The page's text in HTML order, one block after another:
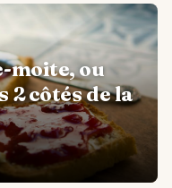
moite, ou
2 côtés de la